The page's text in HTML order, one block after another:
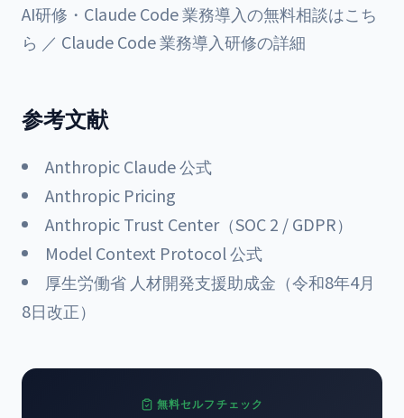
AI研修・Claude Code 業務導入の無料相談はこち
ら ／ Claude Code 業務導入研修の詳細
参考文献
Anthropic Claude 公式
Anthropic Pricing
Anthropic Trust Center（SOC 2 / GDPR）
Model Context Protocol 公式
厚生労働省 人材開発支援助成金（令和8年4月
8日改正）
無料セルフチェック